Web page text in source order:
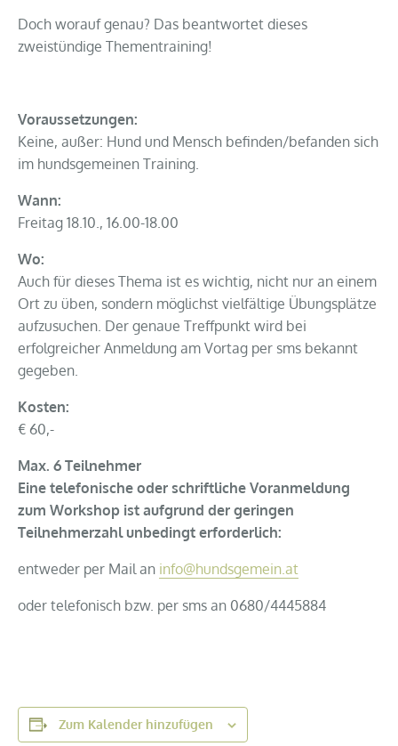
Doch worauf genau? Das beantwortet dieses
zweistündige Thementraining!
Voraussetzungen:
Keine, außer: Hund und Mensch befinden/befanden sich
im hundsgemeinen Training.
Wann:
Freitag 18.10., 16.00-18.00
Wo:
Auch für dieses Thema ist es wichtig, nicht nur an einem
Ort zu üben, sondern möglichst vielfältige Übungsplätze
aufzusuchen. Der genaue Treffpunkt wird bei
erfolgreicher Anmeldung am Vortag per sms bekannt
gegeben.
Kosten:
€ 60,-
Max. 6 Teilnehmer
Eine telefonische oder schriftliche Voranmeldung
zum Workshop ist aufgrund der geringen
Teilnehmerzahl unbedingt erforderlich:
entweder per Mail an info@hundsgemein.at
oder telefonisch bzw. per sms an 0680/4445884
Zum Kalender hinzufügen